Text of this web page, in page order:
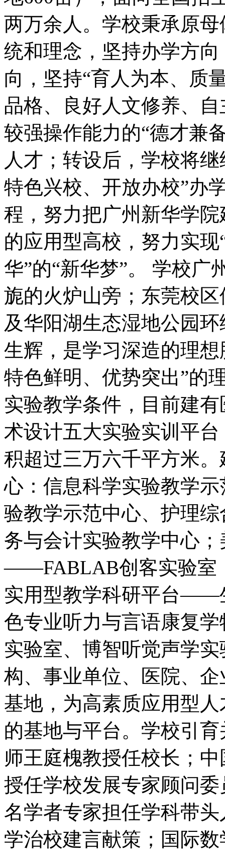
两万余人。学校秉承原
统和理念，坚持办学方
向，坚持“育人为本、质
品格、良好人文修养、
较强操作能力的“德才兼
人才；转设后，学校将
特色兴校、开放办校”办
程，努力把广州新华学
的应用型高校，努力实
华”的“新华梦”。 学校广
旎的火炉山旁；东莞校
及华阳湖生态湿地公园
生辉，是学习深造的理
特色鲜明、优势突出”的
实验教学条件，目前建
术设计五大实验实训平
积超过三万六千平方米
心：信息科学实验教学
验教学示范中心、护理
务与会计实验教学中心
——FABLAB创客实验室
实用型教学科研平台——
色专业听力与言语康复
实验室、博智听觉声学
构、事业单位、医院、
基地，为高素质应用型
的基地与平台。学校引
师王庭槐教授任校长；
授任学校发展专家顾问
名学者专家担任学科带
学治校建言献策；国际